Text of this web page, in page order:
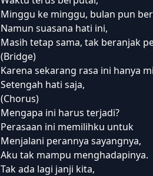
Minggu ke minggu, bulan pun
Namun suasana hati ini,
Masih tetap sama, tak beranjak
(Bridge)
Karena sekarang rasa ini hanya
Setengah hati saja,
(Chorus)
Mengapa ini harus terjadi?
Perasaan ini memilihku untuk
Menjalani perannya sayangnya,
Aku tak mampu menghadapinya.
Tak ada lagi janji kita,